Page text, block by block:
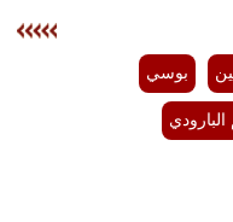
بوسي
البارودي